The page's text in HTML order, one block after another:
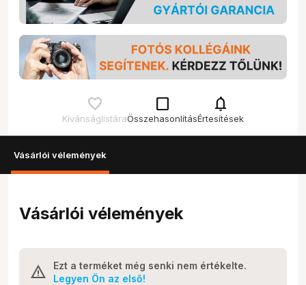
Kívánságlistára
check_box_outline_blank
Összehasonlítás
notifications
Értesítések
Vásárlói vélemények
Vásárlói vélemények
Ezt a terméket még senki nem értékelte.
Legyen Ön az első!